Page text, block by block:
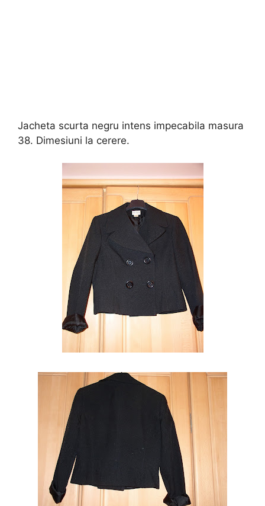
Jacheta scurta negru intens impecabila masura
38. Dimesiuni la cerere.